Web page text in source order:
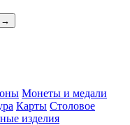
→
Монеты и медали
Карты Столовое
изделия